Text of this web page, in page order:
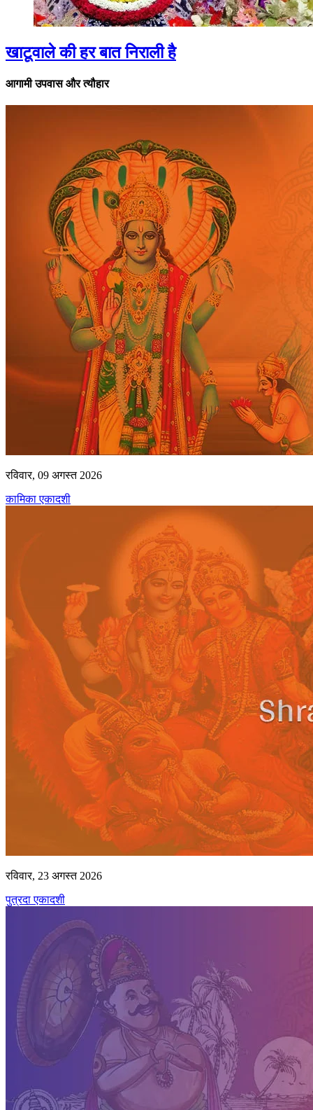
खाटूवाले की हर बात निराली है
आगामी उपवास और त्यौहार
रविवार, 09 अगस्त 2026
कामिका एकादशी
रविवार, 23 अगस्त 2026
पुत्रदा एकादशी